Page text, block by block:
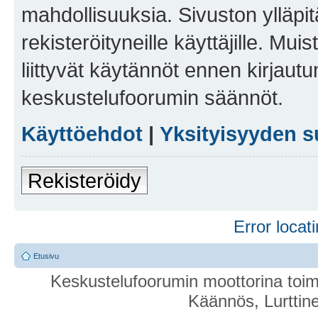
mahdollisuuksia. Sivuston
rekisteröityneille käyttäjille.
liittyvät käytännöt ennen
keskustelufoorumin säännöt.
Käyttöehdot | Yksityisyyden
Rekisteröidy
Error
Etusivu
Keskustelufoorumin moottorina
Käännös,